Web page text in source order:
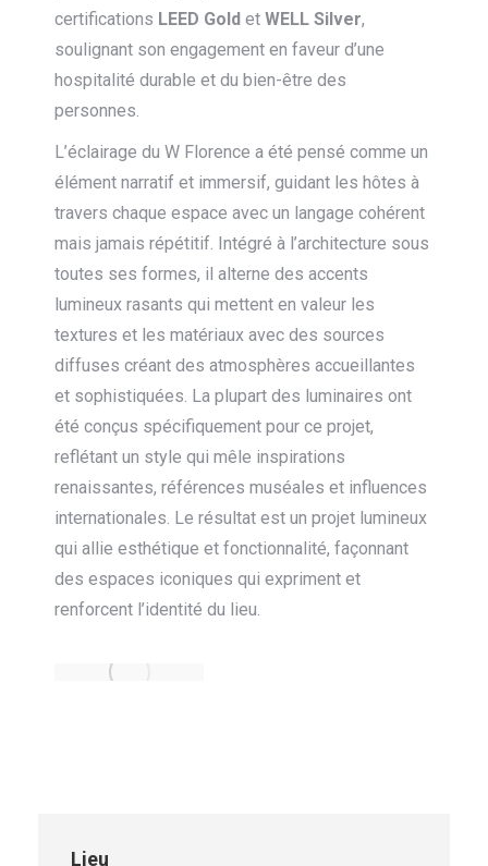
certifications LEED Gold et WELL Silver,
soulignant son engagement en faveur d’une
hospitalité durable et du bien-être des
personnes.
L’éclairage du W Florence a été pensé comme un
élément narratif et immersif, guidant les hôtes à
travers chaque espace avec un langage cohérent
mais jamais répétitif. Intégré à l’architecture sous
toutes ses formes, il alterne des accents
lumineux rasants qui mettent en valeur les
textures et les matériaux avec des sources
diffuses créant des atmosphères accueillantes
et sophistiquées. La plupart des luminaires ont
été conçus spécifiquement pour ce projet,
reflétant un style qui mêle inspirations
renaissantes, références muséales et influences
internationales. Le résultat est un projet lumineux
qui allie esthétique et fonctionnalité, façonnant
des espaces iconiques qui expriment et
renforcent l’identité du lieu.
Lieu